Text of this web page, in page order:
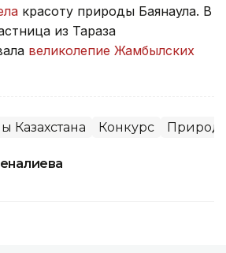
красоту природы Баянаула. В
из Тараза
великолепие Жамбылских
Казахстана Конкурс